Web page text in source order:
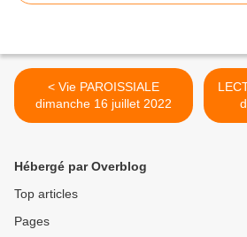
< Vie PAROISSIALE
dimanche 16 juillet 2022
Hébergé par Overblog
Top articles
Pages